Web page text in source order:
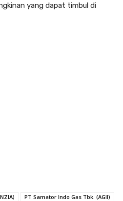
yang dapat timbul di
PT Samator Indo Gas Tbk. (AGII)